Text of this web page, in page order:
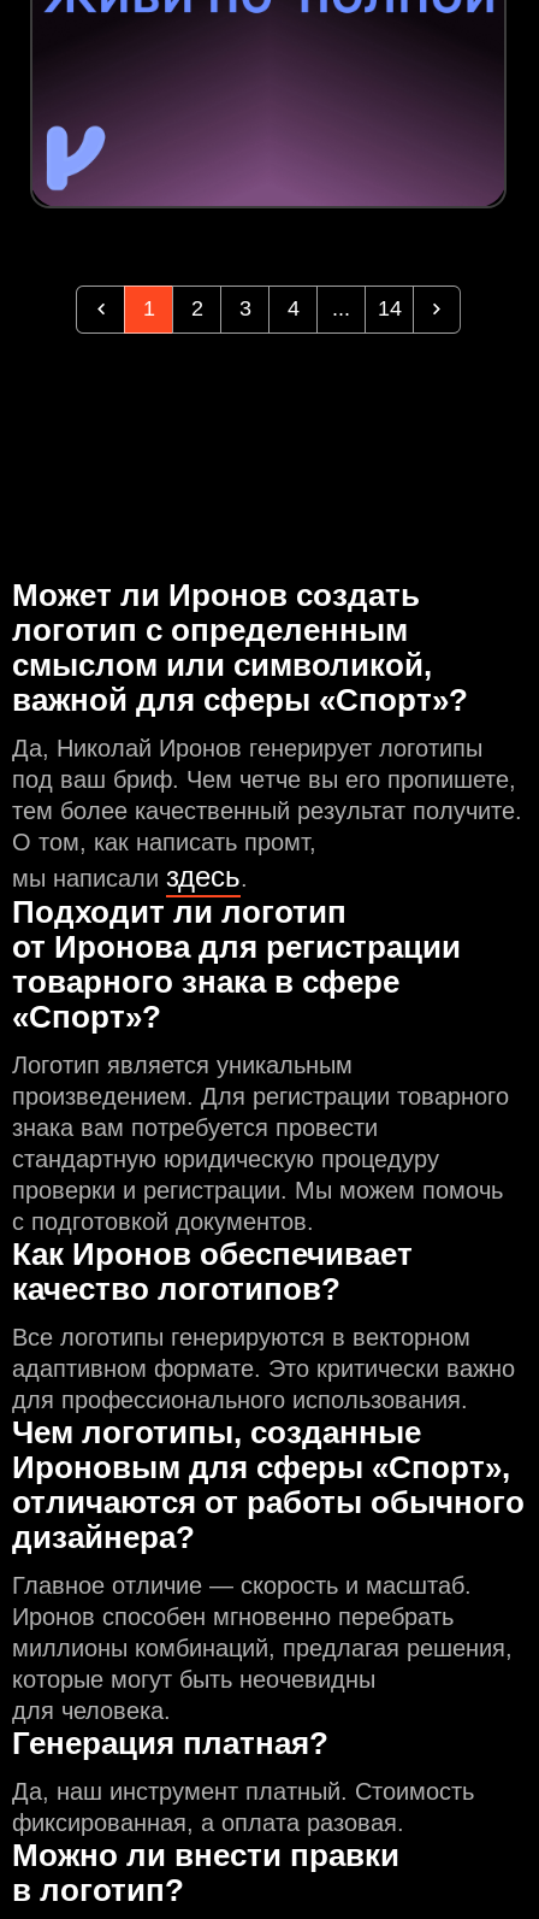
1 2 3 4 ... 14
Может ли Иронов создать
логотип с определeнным
смыслом или символикой,
важной для сферы «Спорт»?
Да, Николай Иронов генерирует логотипы
под ваш бриф. Чем чeтче вы его пропишете,
тем более качественный результат получите.
О том, как написать промт,
мы написали здесь.
Подходит ли логотип
от Иронова для регистрации
товарного знака в сфере
«Спорт»?
Логотип является уникальным
произведением. Для регистрации товарного
знака вам потребуется провести
стандартную юридическую процедуру
проверки и регистрации. Мы можем помочь
с подготовкой документов.
Как Иронов обеспечивает
качество логотипов?
Все логотипы генерируются в векторном
адаптивном формате. Это критически важно
для профессионального использования.
Чем логотипы, созданные
Ироновым для сферы «Спорт»,
отличаются от работы обычного
дизайнера?
Главное отличие — скорость и масштаб.
Иронов способен мгновенно перебрать
миллионы комбинаций, предлагая решения,
которые могут быть неочевидны
для человека.
Генерация платная?
Да, наш инструмент платный. Стоимость
фиксированная, а оплата разовая.
Можно ли внести правки
в логотип?